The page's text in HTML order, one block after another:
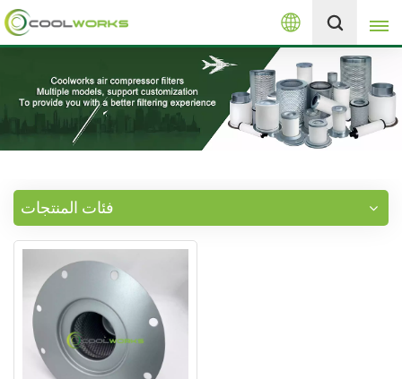
العربية
English
español
العربية
русский
+8613525046291
فئات المنتجات